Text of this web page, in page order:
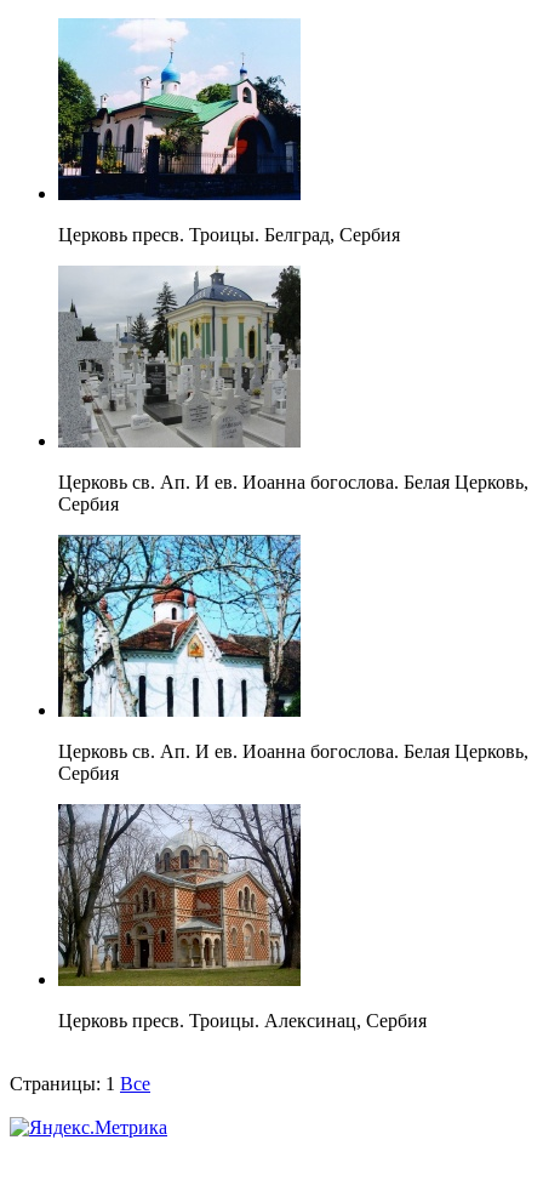
Церковь пресв. Троицы. Белград, Сербия
Церковь св. Ап. И ев. Иоанна богослова. Белая Церковь,
Сербия
Церковь св. Ап. И ев. Иоанна богослова. Белая Церковь,
Сербия
Церковь пресв. Троицы. Алексинац, Сербия
Страницы: 1 Все